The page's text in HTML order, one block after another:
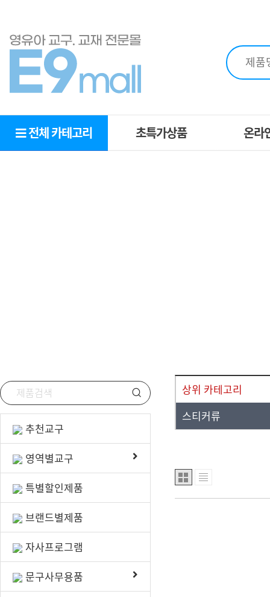
전체 카테고리 초특가상품 온라
추천교구
영역별교구
특별할인제품
브랜드별제품
자사프로그램
문구사무용품
상위 카테고리
스티커류